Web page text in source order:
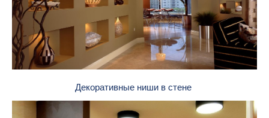
Декоративные ниши в стене